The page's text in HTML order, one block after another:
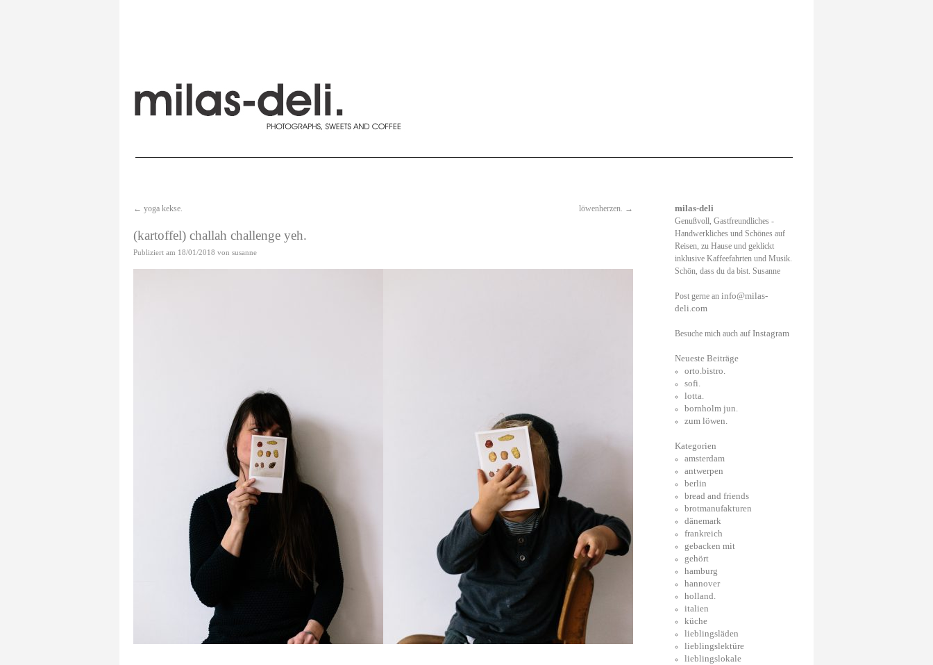
← yoga kekse. löwenherzen. →
(kartoffel) challah challenge yeh.
Publiziert am 18/01/2018 von susanne
milas-deli
Genußvoll, Gastfreundliches -
Handwerkliches und Schönes auf
Reisen, zu Hause und geklickt
inklusive Kaffeefahrten und Musik.
Schön, dass du da bist. Susanne
Post gerne an info@milas-
deli.com
Besuche mich auch auf Instagram
Neueste Beiträge
orto.bistro.
sofi.
lotta.
bornholm jun.
zum löwen.
Kategorien
amsterdam
antwerpen
berlin
bread and friends
brotmanufakturen
dänemark
frankreich
gebacken mit
gehört
hamburg
hannover
holland.
italien
küche
lieblingsläden
lieblingslektüre
lieblingslokale